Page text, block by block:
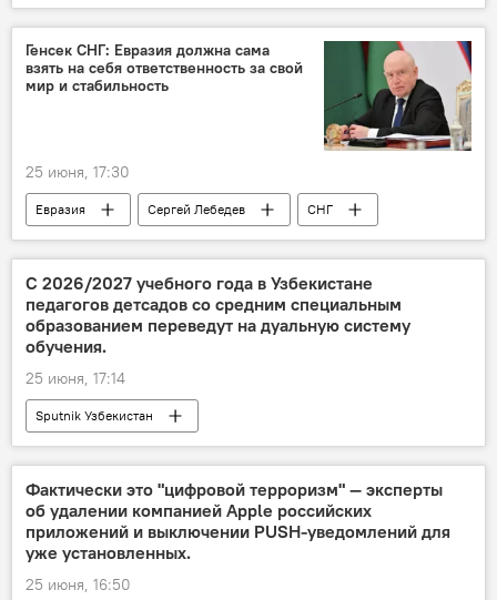
Генсек СНГ: Евразия должна сама
взять на себя ответственность за свой
мир и стабильность
25 июня, 17:30
Евразия Сергей Лебедев СНГ
С 2026/2027 учебного года в Узбекистане
педагогов детсадов со средним специальным
образованием переведут на дуальную систему
обучения.
25 июня, 17:14
Sputnik Узбекистан
Фактически это "цифровой терроризм" — эксперты
об удалении компанией Apple российских
приложений и выключении PUSH-уведомлений для
уже установленных.
25 июня, 16:50